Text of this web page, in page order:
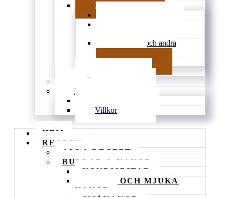
Personligt
Familjen och andra
KONTAKT
Villkor
HEM
RECEPT
ALLA RECEPT
BULLAR & KAKOR
KONDISBITAR
RUTOR OCH MJUKA
KAKOR